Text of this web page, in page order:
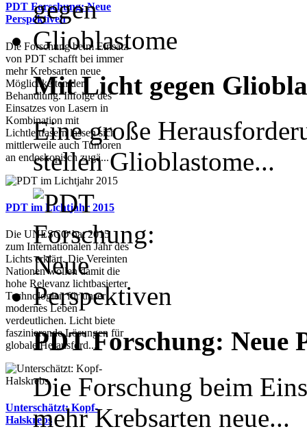
PDT Forschung: Neue
Perspektiven
Die Forschung beim Einsatz
von PDT schafft bei immer
mehr Krebsarten neue
Möglichkeiten der
Behandlung. Infolge des
Einsatzes von Lasern in
Kombination mit
Lichtleitfasern lassen sich
mittlerweile auch Tumoren
an endoskopisch zugä...
PDT im Lichtjahr 2015
Die UNESCO hat 2015
zum Internationalen Jahr des
Lichts erklärt. Die Vereinten
Nationen wollen damit die
hohe Relevanz lichtbasierter
Technologien für unser
modernes Leben
verdeutlichen. Licht biete
faszinierende Lösungen für
globale Herausford...
Unterschätzt: Kopf-
Halskrebs
Mit Licht gegen
Eine große
stellen Glioblastome...
PDT Forschung: Neue
Die Forschung beim
mehr Krebsarten neue...